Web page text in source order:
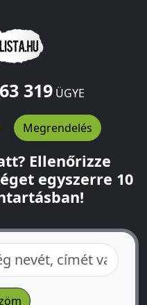
319ÜGYE
Megrendelés
Ellenőrizze
egyszerre 10